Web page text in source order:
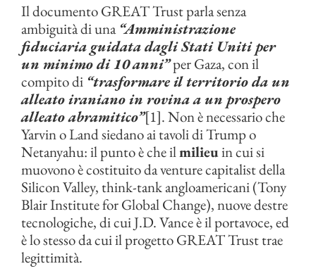
Il documento GREAT Trust parla senza
ambiguità di una“Amministrazione
fiduciaria guidata dagli Stati Uniti per
un minimo di 10 anni”per Gaza, con il
compito di “trasformare il territorio da un
alleato iraniano in rovina a un prospero
alleato abramitico”[1]. Non è necessario che
Yarvin o Land siedano ai tavoli di Trump o
Netanyahu: il punto è che ilmilieuin cui si
muovono è costituito da venture capitalist della
Silicon Valley, think-tank angloamericani (Tony
Blair Institute for Global Change), nuove destre
tecnologiche, di cui J.D. Vance è il portavoce, ed
è lo stesso da cui il progetto GREAT Trust trae
legittimità.